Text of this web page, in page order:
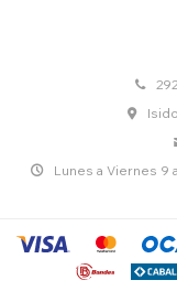
Lunes a Viernes 9